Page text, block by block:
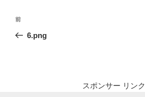
投
前
の
前
6.png
スポンサー リンク